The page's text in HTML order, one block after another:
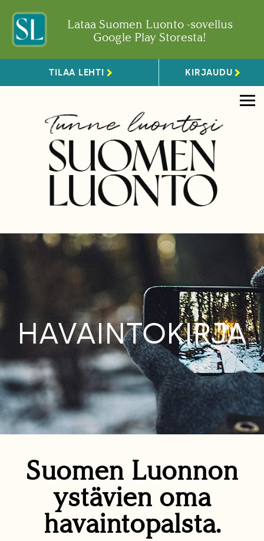
Lataa Suomen Luonto -sovellus
Google Play Storesta!
TILAA LEHTI KIRJAUDU
HAVAINTOKIRJA
Suomen Luonnon
ystävien oma
havaintopalsta.